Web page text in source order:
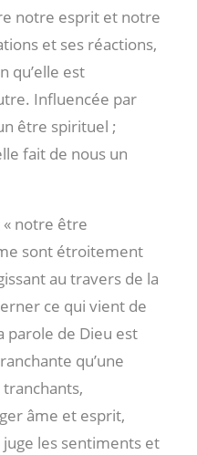
notre esprit et notre
et ses réactions,
qu’elle est
Influencée par
être spirituel ;
fait de nous un
« notre être
sont étroitement
au travers de la
ce qui vient de
parole de Dieu est
qu’une
âme et esprit,
les sentiments et